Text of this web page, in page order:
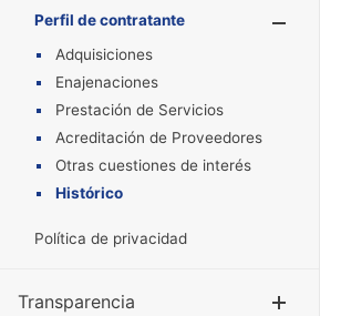
Perfil de contratante
Adquisiciones
Enajenaciones
Prestación de Servicios
Acreditación de Proveedores
Otras cuestiones de interés
Histórico
Política de privacidad
Transparencia